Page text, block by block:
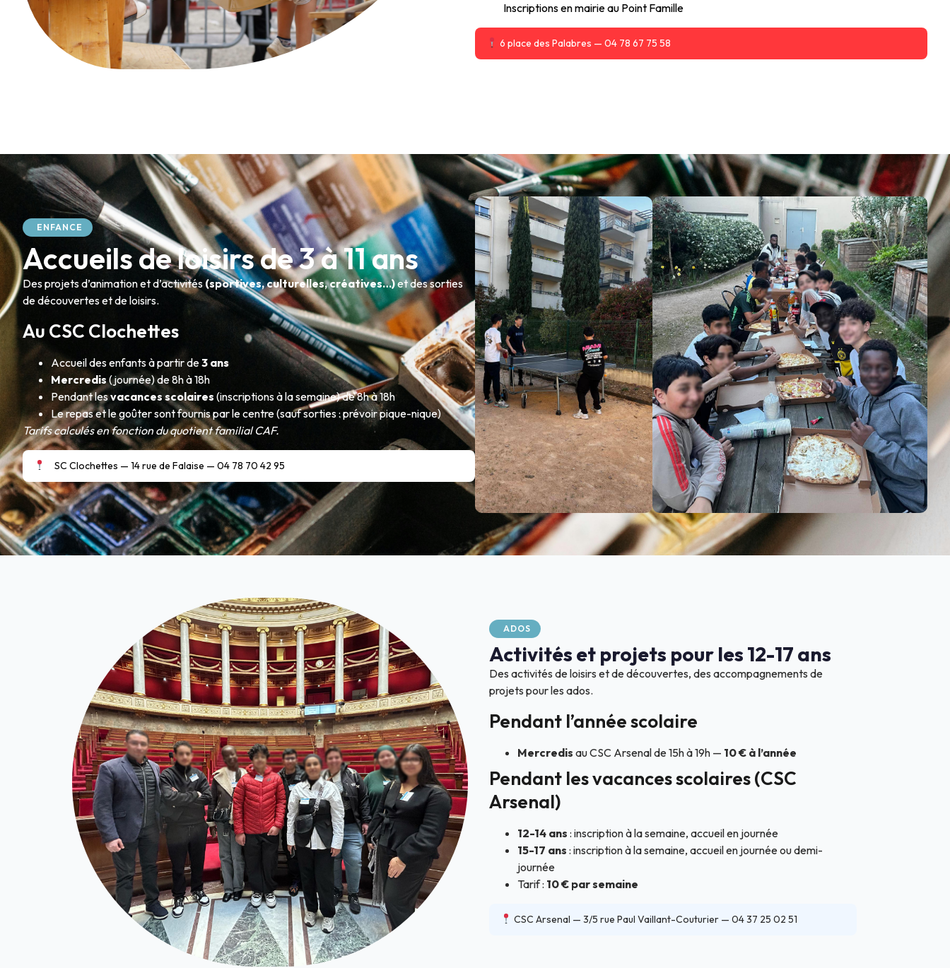
Inscriptions en mairie au Point Famille
6 place des Palabres — 04 78 67 75 58
ENFANCE
Accueils de loisirs de 3 à 11 ans
Des projets d’animation et d’activités(sportives, culturelles, créatives…)et des sorties
de découvertes et de loisirs.
Au CSC Clochettes
Accueil des enfants à partir de3 ans
Mercredis(journée) de 8h à 18h
Pendant lesvacances scolaires (inscriptions à la semaine) de 8h à 18h
Le repas et le goûter sont fournis par le centre (sauf sorties : prévoir pique-nique)
Tarifs calculés en fonction du quotient familial CAF.
SC Clochettes — 14 rue de Falaise — 04 78 70 42 95
ADOS
Activités et projets pour les 12-17 ans
Des activités de loisirs et de découvertes, des accompagnements de
projets pour les ados.
Pendant l’année scolaire
Mercredis au CSC Arsenal de 15h à 19h — 10 € à l’année
Pendant les vacances scolaires (CSC
Arsenal)
12-14 ans : inscription à la semaine, accueil en journée
15-17 ans : inscription à la semaine, accueil en journée ou demi-
journée
Tarif : 10 € par semaine
CSC Arsenal — 3/5 rue Paul Vaillant-Couturier — 04 37 25 02 51